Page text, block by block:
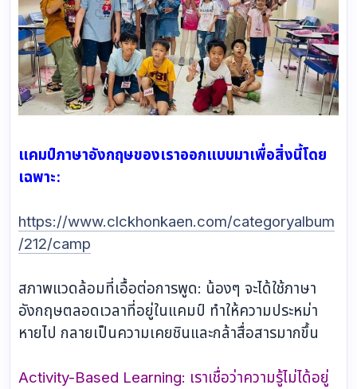
แคมป์ภาษาอังกฤษของเราออกแบบมาเพื่อสิ่งนี้โดย
เฉพาะ:
https://www.clckhonkaen.com/categoryalbum
/212/camp
สภาพแวดล้อมที่เอื้อต่อการพูด: น้องๆ จะได้ใช้ภาษา
อังกฤษตลอดเวลาที่อยู่ในแคมป์ ทำให้ความประหม่า
หายไป กลายเป็นความเคยชินและกล้าสื่อสารมากขึ้น
Activity-Based Learning: เราเชื่อว่าความรู้ไม่ได้อยู่